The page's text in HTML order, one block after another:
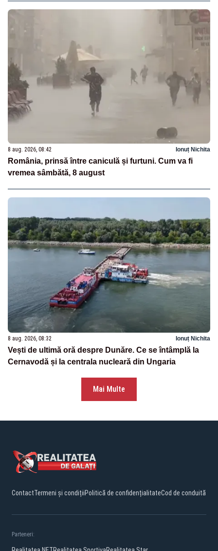
8 aug. 2026, 08:42 Ionuț Nichita
România, prinsă între caniculă și furtuni. Cum va fi
vremea sâmbătă, 8 august
8 aug. 2026, 08:32 Ionuț Nichita
Vești de ultimă oră despre Dunăre. Ce se întâmplă la
Cernavodă și la centrala nucleară din Ungaria
Mai Multe
ContactTermeni și condițiiPolitică de confidențialitateCod de conduită
Parteneri: